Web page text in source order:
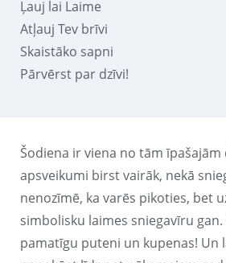
Ļauj lai Laime
Atļauj Tev brīvi
Skaistāko sapni
Pārvērst par dzīvi!
Šodiena ir viena no tām īpašajām
apsveikumi birst vairāk, nekā
nenozīmē, ka varēs pikoties, bet
simbolisku laimes sniegavīru gan.
pamatīgu puteni un kupenas! Un